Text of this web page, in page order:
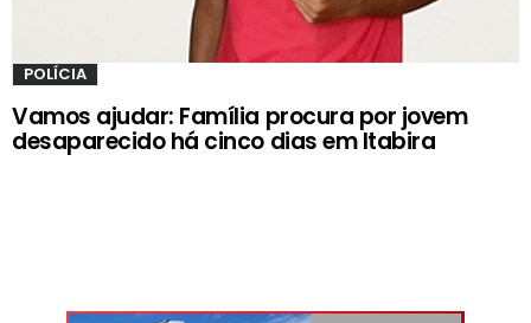
POLÍCIA
Vamos ajudar: Família procura por jovem
desaparecido há cinco dias em Itabira